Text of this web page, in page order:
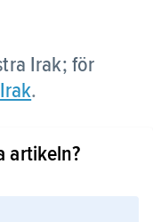
Irak; för
Irak.
artikeln?